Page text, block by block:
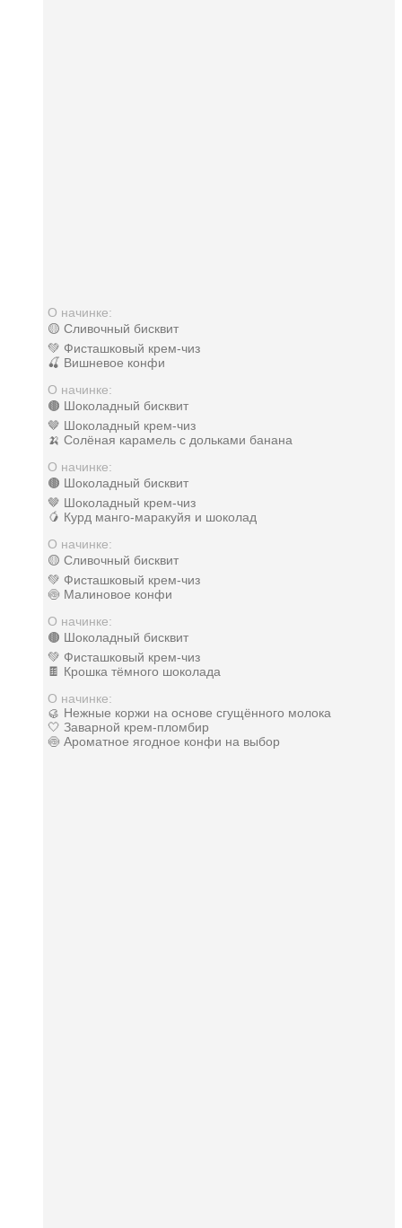
О начинке:
🟡 Сливочный бисквит
💚 Фисташковый крем-чиз
🍒 Вишневое конфи
О начинке:
🟤 Шоколадный бисквит
🤎 Шоколадный крем-чиз
🍌 Солёная карамель с дольками банана
О начинке:
🟤 Шоколадный бисквит
🤎 Шоколадный крем-чиз
🥭 Курд манго-маракуйя и шоколад
О начинке:
🟡 Сливочный бисквит
💚 Фисташковый крем-чиз
🍥 Малиновое конфи
О начинке:
🟤 Шоколадный бисквит
💚 Фисташковый крем-чиз
🍫 Крошка тёмного шоколада
О начинке:
🥮 Нежные коржи на основе сгущённого молока
🤍 Заварной крем-пломбир
🍥 Ароматное ягодное конфи на выбор